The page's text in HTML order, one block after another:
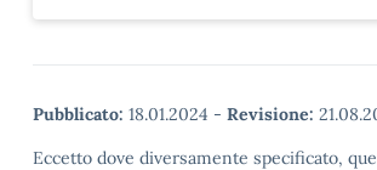
Pubblicato: 18.01.2024 - Revisione:
Eccetto dove diversamente specificato,